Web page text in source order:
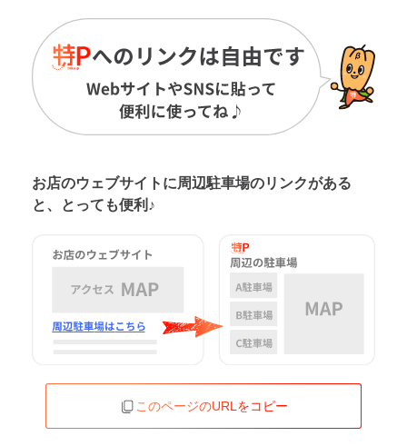
お店のウェブサイトに周辺駐車場のリンクがある
と、とっても便利♪
このページのURLをコピー